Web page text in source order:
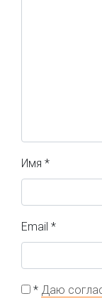
Имя *
Email *
* Даю